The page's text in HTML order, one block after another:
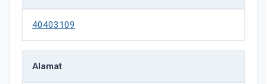
40403109
Alamat